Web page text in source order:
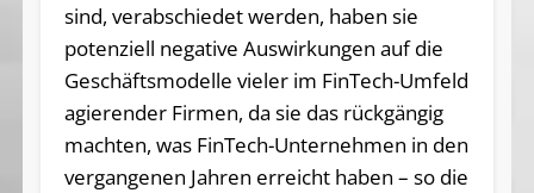
sind, verabschiedet werden, haben sie
potenziell negative Auswirkungen auf die
Geschäftsmodelle vieler im FinTech-Umfeld
agierender Firmen, da sie das rückgängig
machten, was FinTech-Unternehmen in den
vergangenen Jahren erreicht haben – so die